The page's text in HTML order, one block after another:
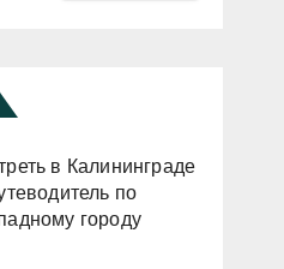
в Калининграде
по
городу